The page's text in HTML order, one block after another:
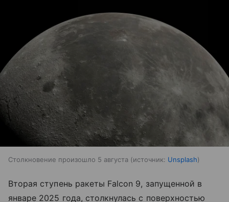
Столкновение произошло 5 августа источник: Unsplash
Вторая ступень ракеты Falcon 9, запущенной в
январе 2025 года, столкнулась с поверхностью